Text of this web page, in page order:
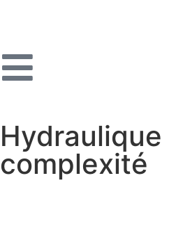
Hydraulique
complexité